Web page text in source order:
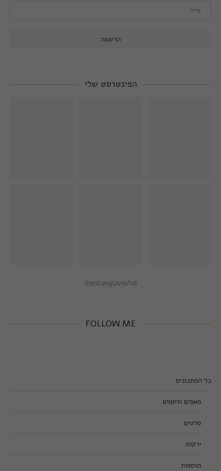
הפינטרסט שלי
@meiravgavish
FOLLOW ME
כל המתכונים
מאפים ולחמים
סלטים
ירקות
תוספות